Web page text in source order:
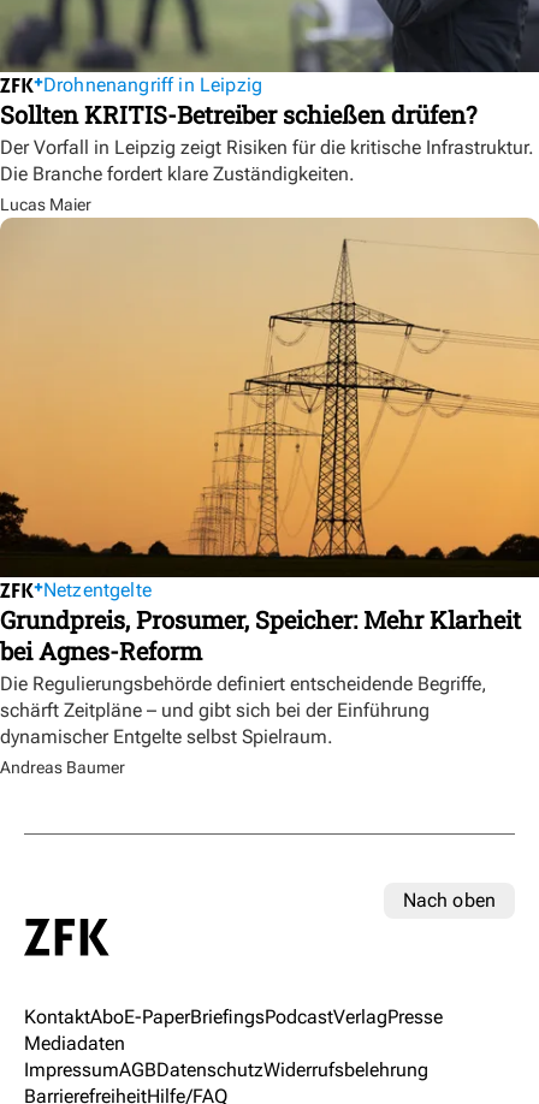
Drohnenangriff in Leipzig
Sollten KRITIS-Betreiber schießen drüfen?
Der Vorfall in Leipzig zeigt Risiken für die kritische Infrastruktur.
Die Branche fordert klare Zuständigkeiten.
Lucas Maier
Netzentgelte
Grundpreis, Prosumer, Speicher: Mehr Klarheit
bei Agnes-Reform
Die Regulierungsbehörde definiert entscheidende Begriffe,
schärft Zeitpläne – und gibt sich bei der Einführung
dynamischer Entgelte selbst Spielraum.
Andreas Baumer
Nach oben
KontaktAboE-PaperBriefingsPodcastVerlagPresse
Mediadaten
ImpressumAGBDatenschutzWiderrufsbelehrung
BarrierefreiheitHilfe/FAQ